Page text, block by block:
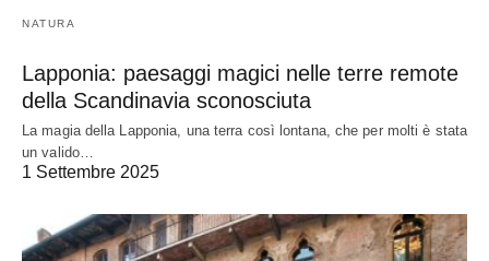
NATURA
Lapponia: paesaggi magici nelle terre remote
della Scandinavia sconosciuta
La magia della Lapponia, una terra così lontana, che per molti è stata
un valido…
1 Settembre 2025